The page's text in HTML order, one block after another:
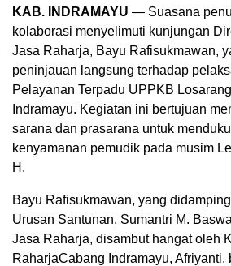
KAB. INDRAMAYU — Suasana
kolaborasi menyelimuti kunjungan
Jasa Raharja, Bayu Rafisukmawan,
peninjauan langsung terhadap
Pelayanan Terpadu UPPKB Losarang
Indramayu. Kegiatan ini bertujuan
sarana dan prasarana untuk
kenyamanan pemudik pada musim
H.
Bayu Rafisukmawan, yang
Urusan Santunan, Sumantri M.
Jasa Raharja, disambut hangatoleh
RaharjaCabang Indramayu, Afriyanti,